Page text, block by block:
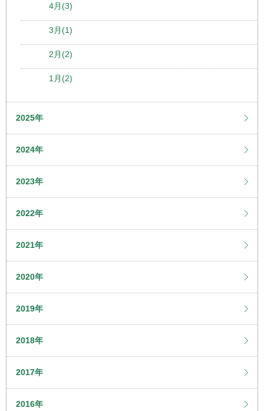
4月(3)
3月(1)
2月(2)
1月(2)
2025年
2024年
2023年
2022年
2021年
2020年
2019年
2018年
2017年
2016年